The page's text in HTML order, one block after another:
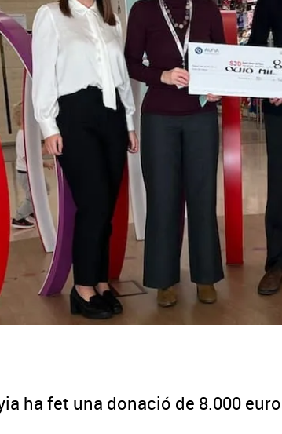
ha fet una donació de 8.000